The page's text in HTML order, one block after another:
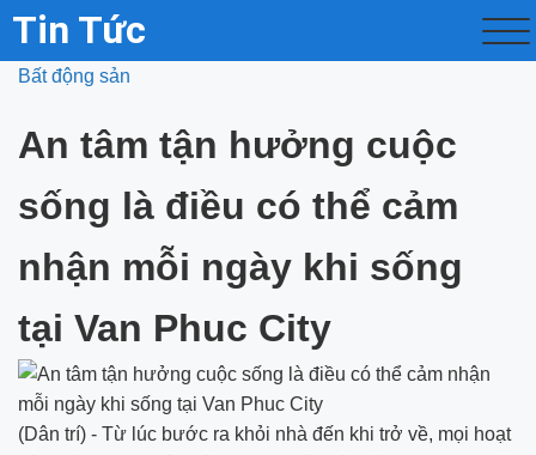
Tin Tức
Bất động sản
An tâm tận hưởng cuộc
sống là điều có thể cảm
nhận mỗi ngày khi sống
tại Van Phuc City
(Dân trí) - Từ lúc bước ra khỏi nhà đến khi trở về, mọi hoạt